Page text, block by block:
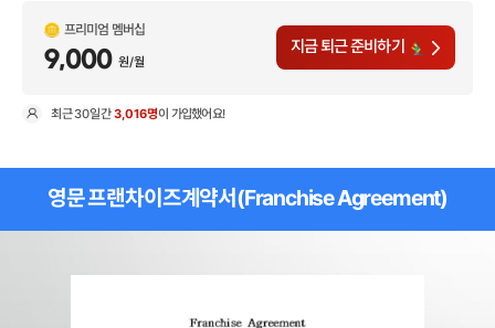
프리미엄 멤버십
9,000 원/월
지금 퇴근 준비하기
최근30일간3,016명이 가입했어요!
영문 프랜차이즈계약서(Franchise Agreement)